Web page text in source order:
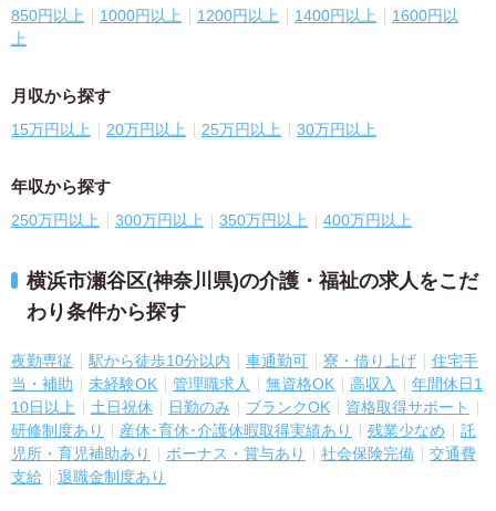
850円以上 1000円以上 1200円以上 1400円以上
1600円以
上
月収から探す
15万円以上 20万円以上 25万円以上 30万円以上
年収から探す
250万円以上 300万円以上 350万円以上 400万円以上
横浜市瀬谷区(神奈川県)の介護・福祉の求人をこだ
わり条件から探す
夜勤専従 駅から徒歩10分以内 車通勤可 寮・借り上げ
住宅手
当・補助
未経験OK 管理職求人 無資格OK 高収入
年間休日1
10日以上
土日祝休 日勤のみ ブランクOK
資格取得サポート
研修制度あり
産休･育休･介護休暇取得実績あり 残業少なめ
託
児所・育児補助あり
ボーナス・賞与あり 社会保険完備
交通費
支給
退職金制度あり